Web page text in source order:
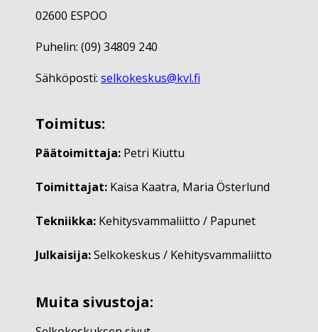
02600 ESPOO
Puhelin: (09) 34809 240
Sähköposti: selkokeskus@kvl.fi
Toimitus:
Päätoimittaja: Petri Kiuttu
Toimittajat: Kaisa Kaatra, Maria Österlund
Tekniikka: Kehitysvammaliitto / Papunet
Julkaisija:Selkokeskus / Kehitysvammaliitto
Muita sivustoja: